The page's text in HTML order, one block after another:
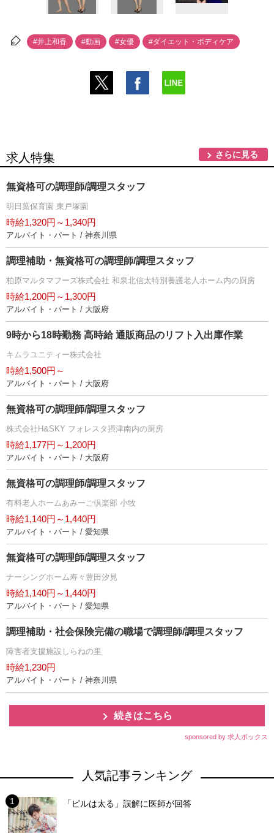
#井上和香 #動画 #女優 #ダイエット・ボディケア
求人特集 さらに見る
無資格可の調理師/調理スタッフ
明日葉保育園 東戸塚園
時給1,320円～1,340円
アルバイト・パート / 神奈川県
調理補助・無資格可の調理師/調理スタッフ
柏原マルタマフーズ株式会社 和泉北信太特別養護老人ホーム内の厨房
時給1,200円～1,300円
アルバイト・パート / 大阪府
9時から18時勤務 高時給 通販商品のリフト入出庫作業
キムラユニティー株式会社
時給1,500円～
アルバイト・パート / 大阪府
無資格可の調理師/調理スタッフ
株式会社H&SKY フォレスタ摂津南内の厨房
時給1,177円～1,200円
アルバイト・パート / 大阪府
無資格可の調理師/調理スタッフ
有料老人ホームあみーご倶楽部 小牧
時給1,140円～1,440円
アルバイト・パート / 愛知県
無資格可の調理師/調理スタッフ
ナーシングホーム寿々豊田汐見
時給1,140円～1,440円
アルバイト・パート / 愛知県
調理補助・社会保険完備の職場で調理師/調理スタッフ
障害者支援施設しらねの里
時給1,230円
アルバイト・パート / 神奈川県
続きはこちら
sponsored by 求人ボックス
人気記事ランキング
「ピルは太る」誤解に医師が回答